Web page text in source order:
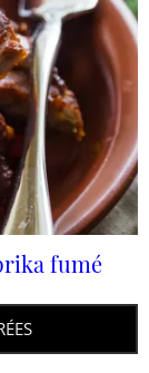
fumé